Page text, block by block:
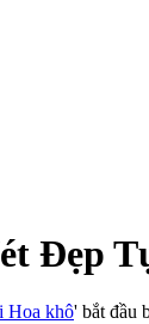
Đẹp
Hoa khô' bắt đầu